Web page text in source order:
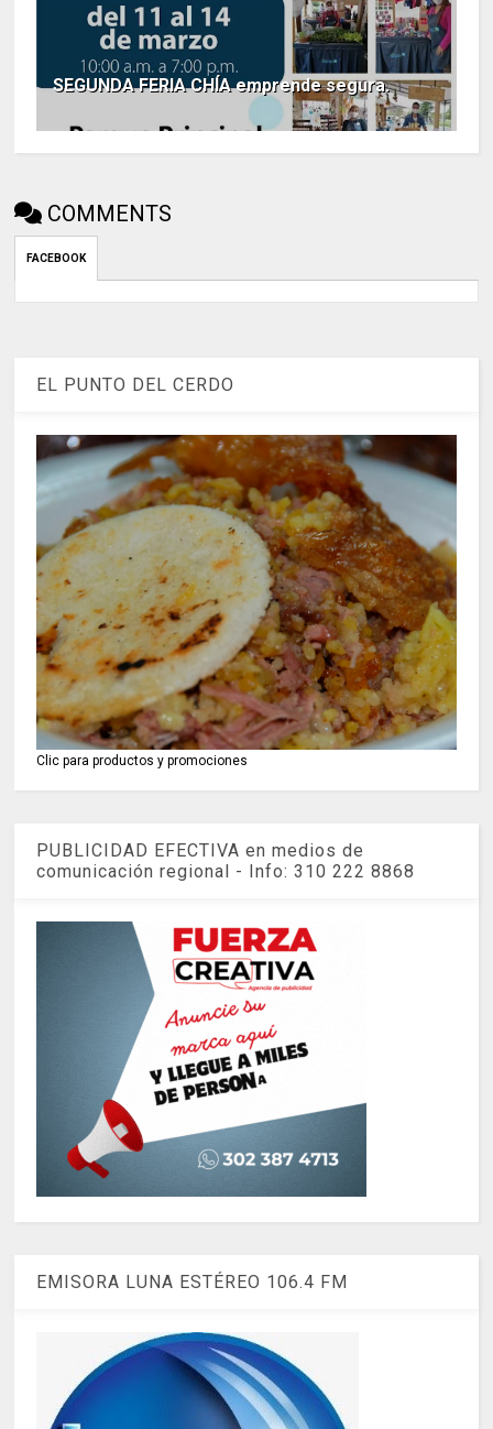
SEGUNDA FERIA CHÍA emprende segura.
COMMENTS
FACEBOOK
EL PUNTO DEL CERDO
Clic para productos y promociones
PUBLICIDAD EFECTIVA en medios de
comunicación regional - Info: 310 222 8868
EMISORA LUNA ESTÉREO 106.4 FM